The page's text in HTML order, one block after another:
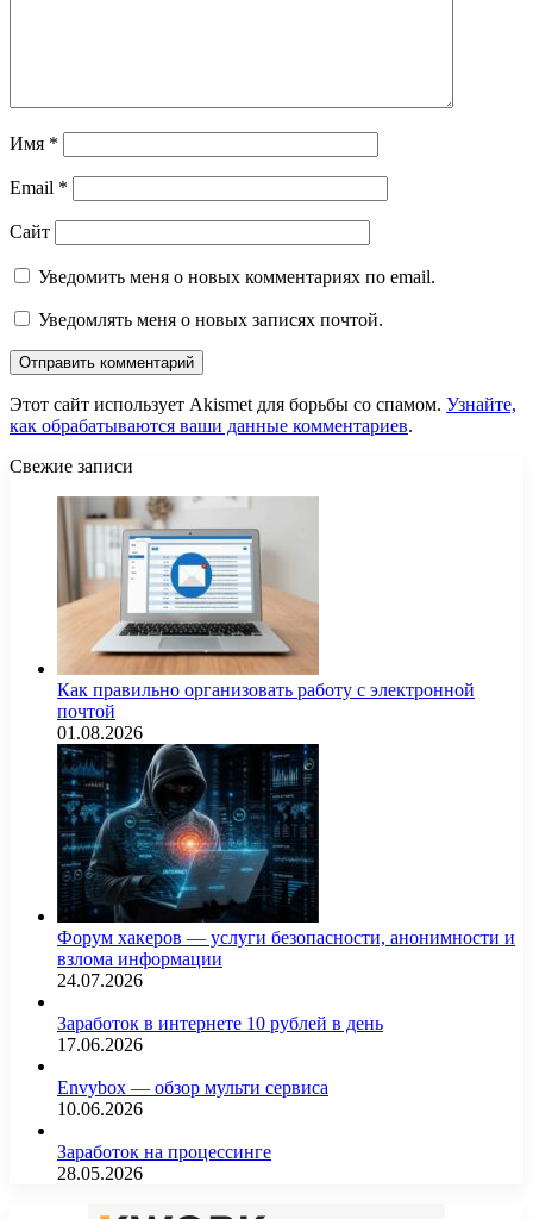
Имя *
Email *
Сайт
Уведомить меня о новых комментариях по email.
Уведомлять меня о новых записях почтой.
Этот сайт использует Akismet для борьбы со спамом. Узнайте,
как обрабатываются ваши данные комментариев.
Свежие записи
Как правильно организовать работу с электронной
почтой
01.08.2026
Форум хакеров — услуги безопасности, анонимности и
взлома информации
24.07.2026
Заработок в интернете 10 рублей в день
17.06.2026
Envybox — обзор мульти сервиса
10.06.2026
Заработок на процессинге
28.05.2026